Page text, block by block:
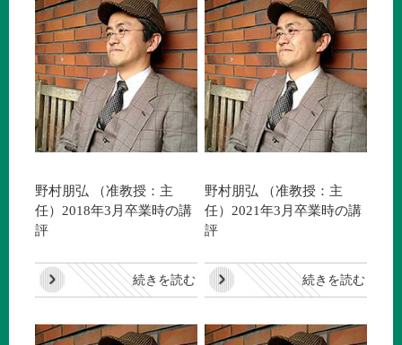
野村朋弘 （准教授：主
任）2018年3月卒業時の講
評
続きを読む
野村朋弘 （准教授：主
任）2021年3月卒業時の講
評
続きを読む